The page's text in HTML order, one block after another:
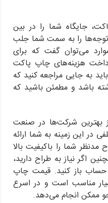
جایگاه شما را در بین
و توجه‌ها را به سمت شما جلب
می‌توان گفت که برای
هزینه‌های چاپ پاکت
به جایی مراجعه کنید که
باشد و مطمئن باشید که
بهترین شرکت‌ها در صنعت
این زمینه به شما ارائه
شما را باکیفیت بالا
اگر نیاز به طراح دارید،
حساب باز کنید. قیمت چاپ
مناسب است و در اسرع
ممکن انجام می‌دهد.